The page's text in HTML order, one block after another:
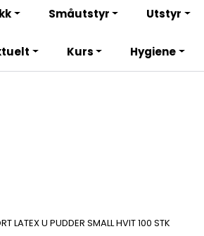
og få en rekke fordeler. Les mer!
Småutstyr Utstyr
Kurs Hygiene
LATEX U PUDDER SMALL HVIT 100 STK